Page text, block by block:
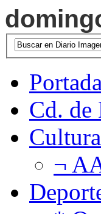
Portada
Cd. de
Cultura
¬